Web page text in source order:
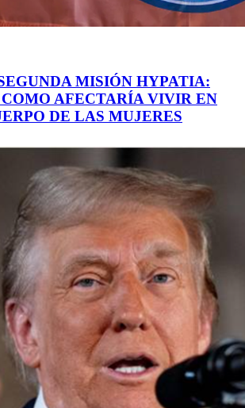
MISIÓN HYPATIA:
AFECTARÍA VIVIR EN
DE LAS MUJERES